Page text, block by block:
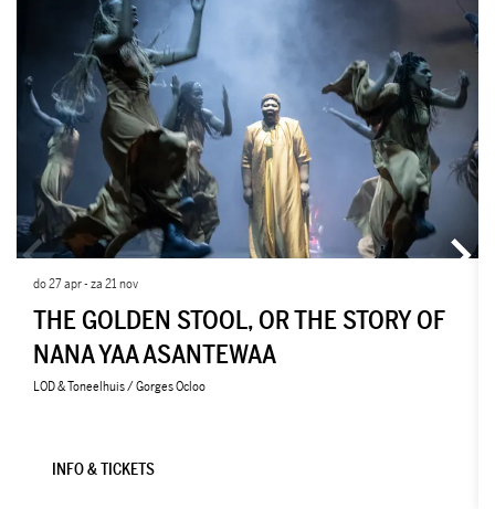
THE GOLDEN STOOL, OR THE STORY OF
NANA YAA ASANTEWAA
LOD & Toneelhuis / Gorges Ocloo
do 27 apr-za 21 nov
INFO & TICKETS